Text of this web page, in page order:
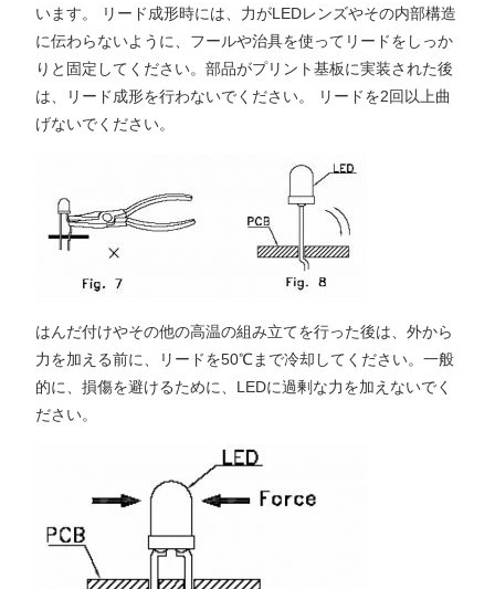
います。 リード成形時には、力がLEDレンズやその内部構造
に伝わらないように、フールや治具を使ってリードをしっか
りと固定してください。部品がプリント基板に実装された後
は、リード成形を行わないでください。 リードを2回以上曲
げないでください。
はんだ付けやその他の高温の組み立てを行った後は、外から
力を加える前に、リードを50℃まで冷却してください。一般
的に、損傷を避けるために、LEDに過剰な力を加えないでく
ださい。